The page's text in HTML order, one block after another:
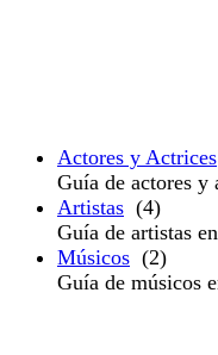
Actores y Actrices
Guía de actores y
Artistas (4)
Guía de artistas
Músicos (2)
Guía de músicos